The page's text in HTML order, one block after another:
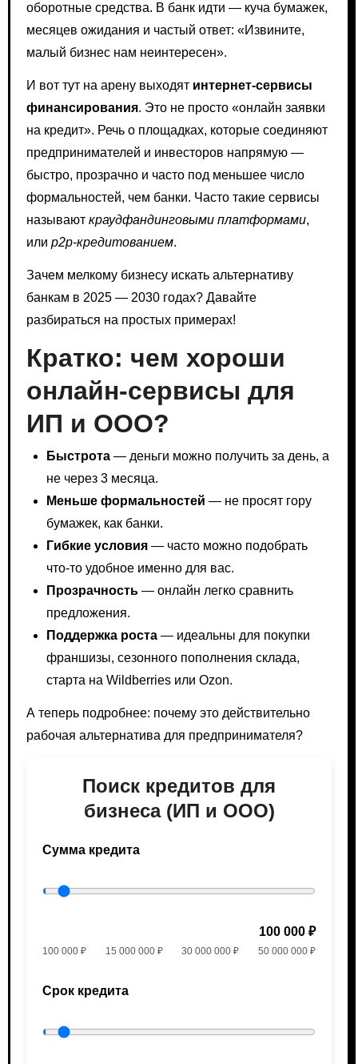
оборотные средства. В банк идти — куча бумажек,
месяцев ожидания и частый ответ: «Извините,
малый бизнес нам неинтересен».
И вот тут на арену выходят интернет-сервисы
финансирования. Это не просто «онлайн заявки
на кредит». Речь о площадках, которые соединяют
предпринимателей и инвесторов напрямую —
быстро, прозрачно и часто под меньшее число
формальностей, чем банки. Часто такие сервисы
называют краудфандинговыми платформами,
или p2p-кредитованием.
Зачем мелкому бизнесу искать альтернативу
банкам в 2025 — 2030 годах? Давайте
разбираться на простых примерах!
Кратко: чем хороши
онлайн-сервисы для
ИП и ООО?
Быстрота — деньги можно получить за день, а
не через 3 месяца.
Меньше формальностей — не просят гору
бумажек, как банки.
Гибкие условия — часто можно подобрать
что-то удобное именно для вас.
Прозрачность — онлайн легко сравнить
предложения.
Поддержка роста — идеальны для покупки
франшизы, сезонного пополнения склада,
старта на Wildberries или Ozon.
А теперь подробнее: почему это действительно
рабочая альтернатива для предпринимателя?
Поиск кредитов для
бизнеса (ИП и ООО)
Сумма кредита
100 000 ₽
100 000 ₽ 15 000 000 ₽ 30 000 000 ₽ 50 000 000 ₽
Срок кредита